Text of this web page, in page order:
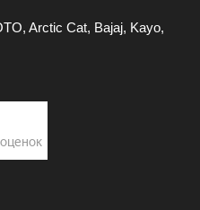
Arctic Cat, Bajaj, Kayo,